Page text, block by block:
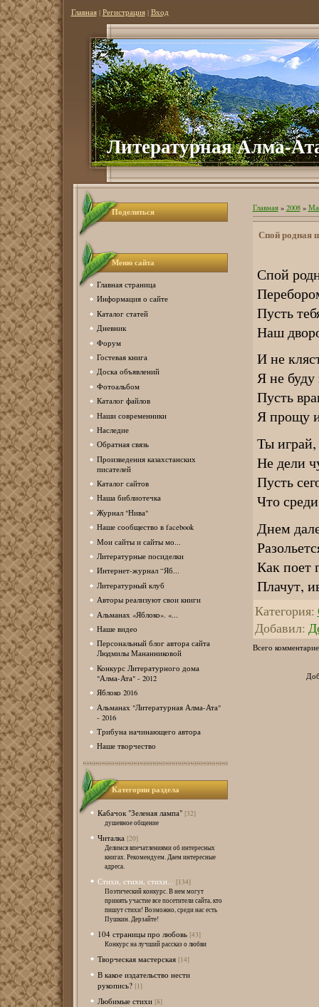
Главная| Регистрация| Вход
Литературная Алма-
Поделиться
Меню сайта
Главная страница
Информация о сайте
Каталог статей
Дневник
Форум
Гостевая книга
Доска объявлений
Фотоальбом
Каталог файлов
Наши современники
Наследие
Обратная связь
Произведения казахстанских
писателей
Каталог сайтов
Наша библиотечка
Журнал "Нива"
Наше сообщество в facebook
Мои сайты и сайты мо...
Литературные посиделки
Интернет-журнал “Яб...
Литературный клуб
Авторы реализуют свои книги
Альманах «Яблоко». «...
Наше видео
Персональный блог автора сайта
Людмилы Мананниковой
Конкурс Литературного дома
"Алма-Ата" - 2012
Яблоко 2016
Альманах "Литературная Алма-Ата"
- 2016
Трибуна начинающего автора
Наше творчество
Категории раздела
Кабачок "Зеленая лампа" [32]
душевное общение
Читалка [20]
Делимся впечатлениями об интересных
книгах. Рекомендуем. Даем интересные
адреса.
Стихи, стихи, стихи... [134]
Поэтический конкурс. В нем могут
принять участие все посетители сайта, кто
пишут стихи! Возможно, среди нас есть
Пушкин. Дерзайте!
104 страницы про любовь [43]
Конкурс на лучший рассказ о любви
Творческая мастерская [14]
В какое издательство нести
рукопись? [1]
Любимые стихи [8]
Главная» 2008 »
Спой родная
Спой
Пусть
Наш
И не
Я не буду
Пусть
Я прощу
Ты играй,
Не дели
Пусть
Что
Днем
Как поет
Плачут,
Категория:
Добавил:
Всего